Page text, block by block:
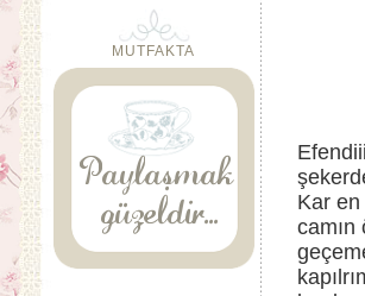
Kar en
MUTFAKTA